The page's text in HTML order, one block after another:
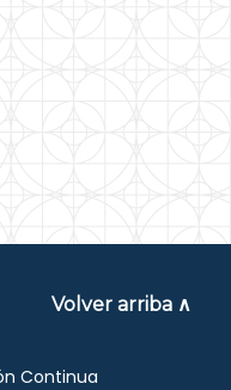
Volver arriba ∧
Continua